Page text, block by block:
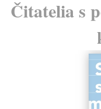
Čitatelia s